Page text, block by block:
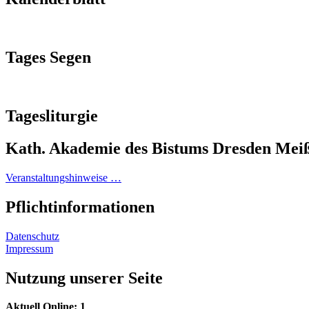
Tages Segen
Tagesliturgie
Kath. Akademie des Bistums Dresden
Veranstaltungshinweise …
Pflichtinformationen
Datenschutz
Impressum
Nutzung unserer Seite